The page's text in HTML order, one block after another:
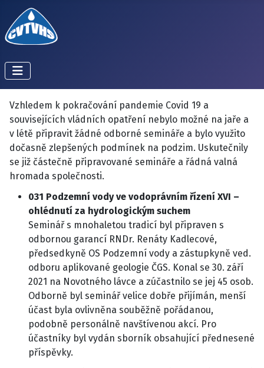
Vzhledem k pokračování pandemie Covid 19 a
souvisejících vládních opatření nebylo možné na jaře a
v létě připravit žádné odborné semináře a bylo využito
dočasně zlepšených podmínek na podzim. Uskutečnily
se již částečně připravované semináře a řádná valná
hromada společnosti.
031 Podzemní vody ve vodoprávním řízení XVI –
ohlédnutí za hydrologickým suchem
Seminář s mnohaletou tradicí byl připraven s
odbornou garancí RNDr. Renáty Kadlecové,
předsedkyně OS Podzemní vody a zástupkyně ved.
odboru aplikované geologie ČGS. Konal se 30. září
2021 na Novotného lávce a zúčastnilo se jej 45 osob.
Odborně byl seminář velice dobře přijímán, menší
účast byla ovlivněna souběžně pořádanou,
podobně personálně navštívenou akcí. Pro
účastníky byl vydán sborník obsahující přednesené
příspěvky.